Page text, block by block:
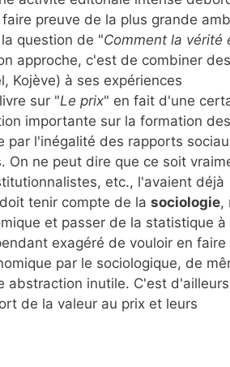
preuve de la plus grande
question de "Comment la vérité
approche, c'est de combiner des
Kojève) à ses expériences
sur "Le prix" en fait d'une
importante sur la formation
l'inégalité des rapports
On ne peut dire que ce soit
etc., l'avaient déjà
tenir compte de la sociologie,
et passer de la statistique à
exagéré de vouloir en faire
par le sociologique, de
abstraction inutile. C'est
de la valeur au prix et leurs